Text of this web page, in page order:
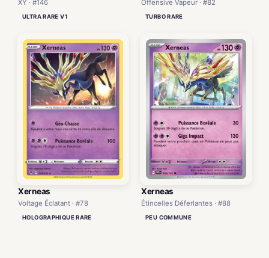
XY · #146
ULTRA RARE V1
Offensive Vapeur · #82
TURBO RARE
Xerneas
Voltage Éclatant · #78
HOLOGRAPHIQUE RARE
Xerneas
Étincelles Déferlantes · #88
PEU COMMUNE